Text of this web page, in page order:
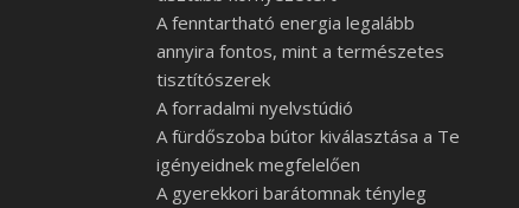
A fenntartható energia legalább
annyira fontos, mint a természetes
tisztítószerek
A forradalmi nyelvstúdió
A fürdőszoba bútor kiválasztása a Te
igényeidnek megfelelően
A gyerekkori barátomnak tényleg